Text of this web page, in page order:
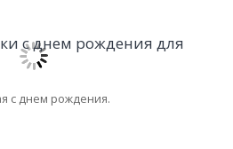
с днем рождения.